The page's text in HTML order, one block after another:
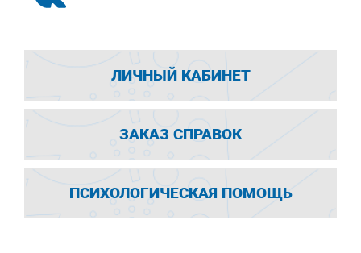
ЛИЧНЫЙ КАБИНЕТ
ЗАКАЗ СПРАВОК
ПСИХОЛОГИЧЕСКАЯ ПОМОЩЬ